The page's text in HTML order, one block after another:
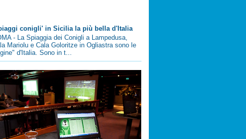
conigli' in Sicilia la più bella d'Italia
- La Spiaggia dei Conigli a Lampedusa,
Mariolu e Cala Goloritze in Ogliastra sono le
d'Italia. Sono in t...